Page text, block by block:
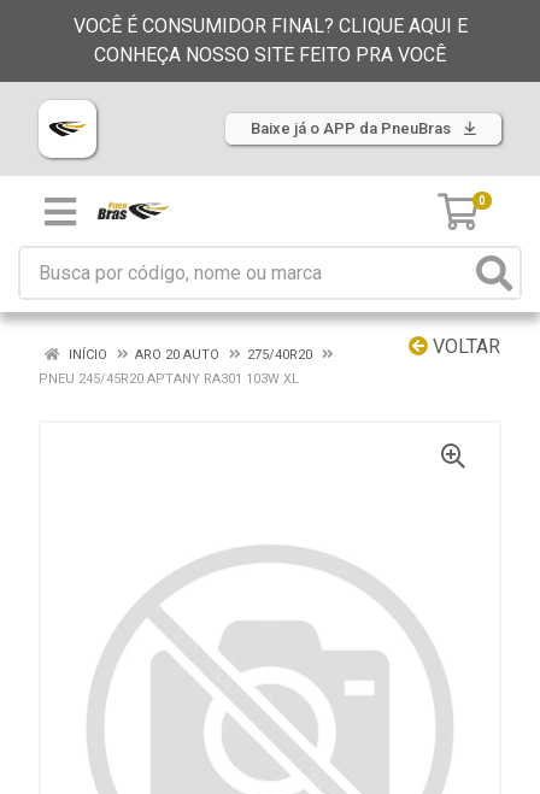
VOCÊ É CONSUMIDOR FINAL? CLIQUE AQUI E
CONHEÇA NOSSO SITE FEITO PRA VOCÊ
Baixe já o APP da PneuBras
0
VOLTAR
INÍCIO ARO 20 AUTO
275/40R20
PNEU 245/45R20 APTANY RA301 103W XL